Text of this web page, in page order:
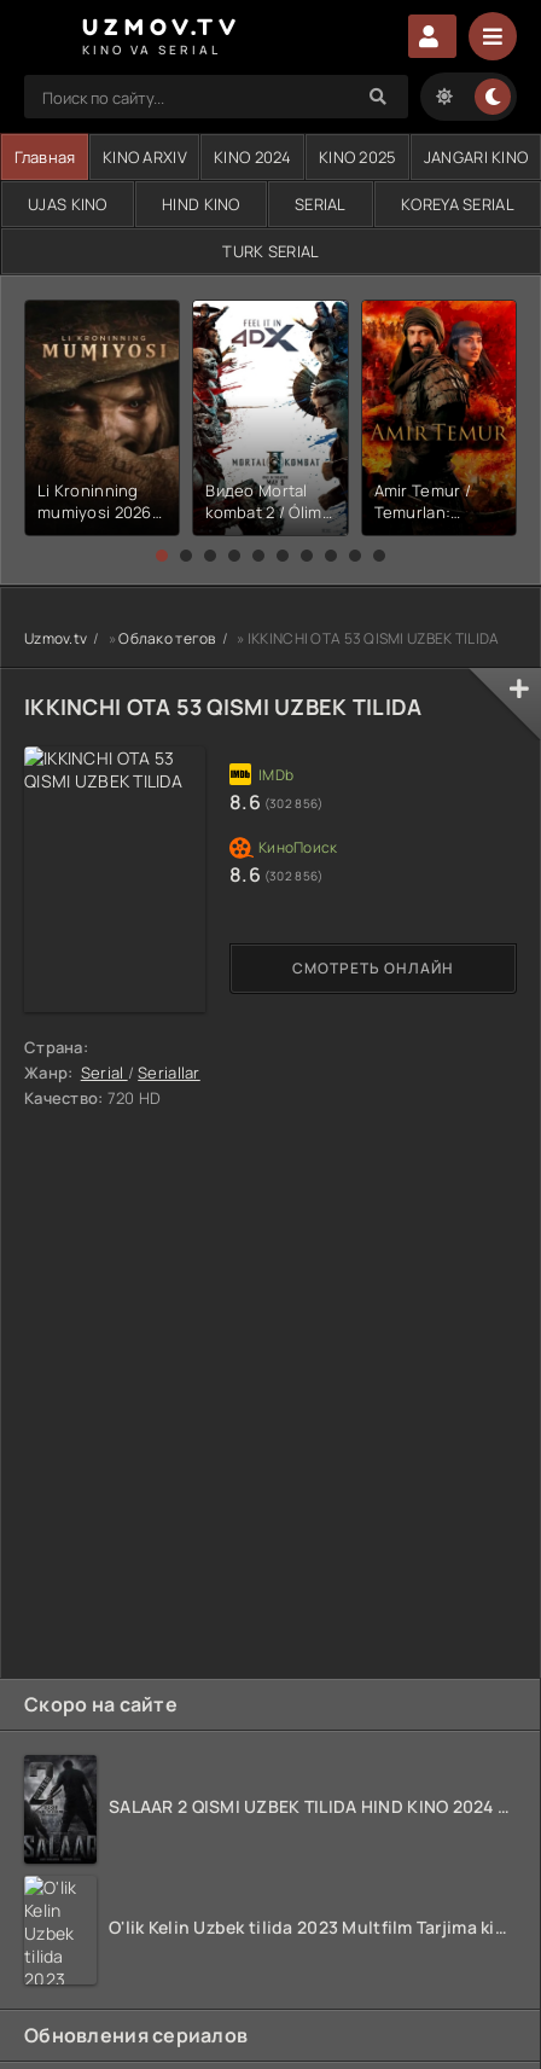
UZMOV.TV
KINO VA SERIAL
Главная KINO ARXIV KINO 2024 KINO 2025 JANGARI KINO
UJAS KINO HIND KINO SERIAL KOREYA SERIAL
TURK SERIAL
Li Kroninning
mumiyosi 2026
(uzbek tilida
kino) tarjima HD
Видео Mortal
kombat 2 / Ólim
jangi 2 (2026)
Uzbek tilida
Amir Temur /
Temurlan:
Fathchining
yuksalishi
tarjima kino Full
HD tas-ix
Скоро на сайте
SALAAR 2 QISMI UZBEK TILIDA HIND KINO 2024 TARJIMA 720p HD Skachat
O'lik Kelin Uzbek tilida 2023 Multfilm Tarjima kino skachat
Обновления сериалов
Uzmov.tv »Облако тегов » IKKINCHI OTA 53 QISMI UZBEK TILIDA
IKKINCHI OTA 53 QISMI UZBEK TILIDA
Страна:
Жанр: Serial /Seriallar
Качество: 720 HD
СМОТРЕТЬ ОНЛАЙН
8.6 (302 856)
8.6 (302 856)